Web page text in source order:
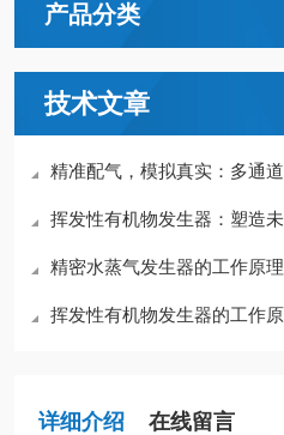
产品分类
技术文章
精准配气，模拟真实：多通道VOC发生
挥发性有机物发生器：塑造
精密水蒸气发生器的工作原
挥发性有机物发生器的工作
详细介绍 在线留言